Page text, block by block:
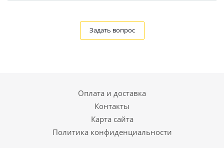
Задать вопрос
Оплата и доставка
Контакты
Карта сайта
Политика конфиденциальности